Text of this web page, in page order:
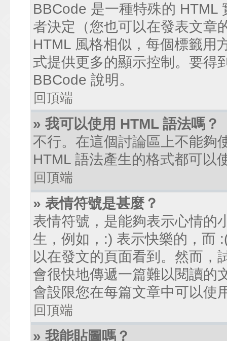
BBCode 是一種特殊的 HTML
者決定（您也可以在發表文章
HTML 風格相似，每個標籤用
式提供更多的顯示控制。要得
BBCode 說明。
回頂端
» 我可以使用 HTML 語法嗎？
不行。在這個討論區上不能夠
HTML 語法產生的格式都可以
回頂端
» 表情符號是甚麼？
表情符號，是能夠表示心情的
生，例如，:) 表示快樂的，而
以在發文的頁面看到。然而，
會很快地傳遞一篇難以閱讀的
會設限您在每篇文章中可以使
回頂端
» 我能貼圖嗎？